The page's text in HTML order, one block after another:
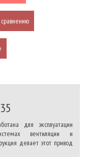
для эксплуатации
вентиляции и
делает этот привод